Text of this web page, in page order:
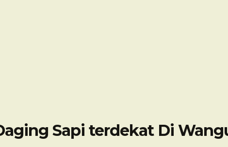
Sapi terdekat Di